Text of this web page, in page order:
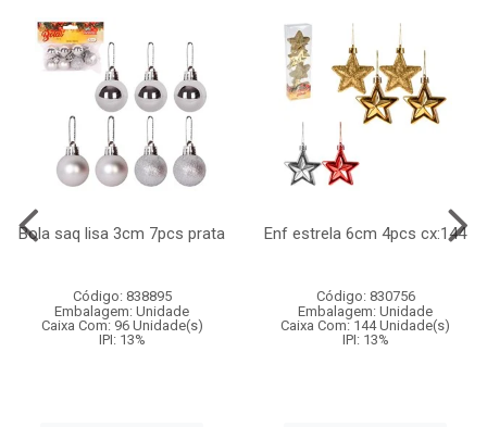
Bola saq lisa 3cm 7pcs prata
Código: 838895
Embalagem: Unidade
Caixa Com: 96 Unidade(s)
IPI: 13%
Enf estrela 6cm 4pcs cx:144
Código: 830756
Embalagem: Unidade
Caixa Com: 144 Unidade(s)
IPI: 13%